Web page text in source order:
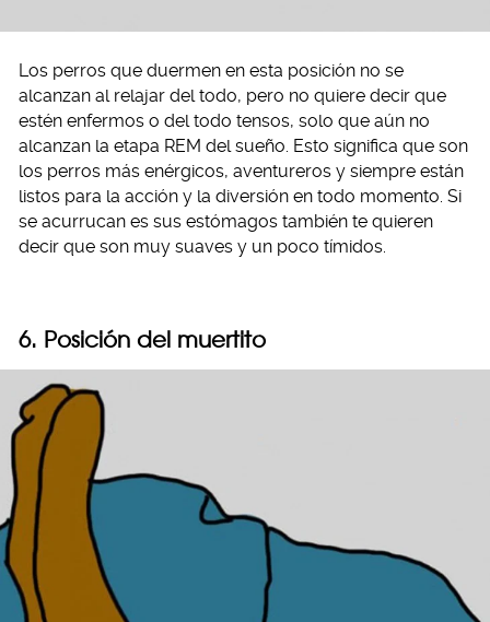
Los perros que duermen en esta posición no se
alcanzan al relajar del todo, pero no quiere decir que
estén enfermos o del todo tensos, solo que aún no
alcanzan la etapa REM del sueño. Esto significa que son
los perros más enérgicos, aventureros y siempre están
listos para la acción y la diversión en todo momento. Si
se acurrucan es sus estómagos también te quieren
decir que son muy suaves y un poco tímidos.
6. Posición del muertito